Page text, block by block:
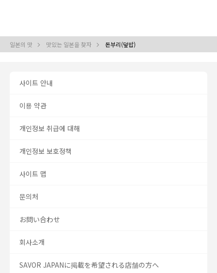
일본의 맛 맛있는 일본을 찾자 돈부리(덮밥)
사이트 안내
이용 약관
개인정보 취급에 대해
개인정보 보호정책
사이트 맵
문의처
お問い合わせ
회사소개
SAVOR JAPANに掲載を希望される店舗の方へ